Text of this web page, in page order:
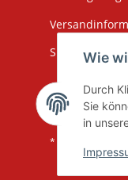
Wie
Durch
Sie
in
Sitemap
* Alle Preise inkl.